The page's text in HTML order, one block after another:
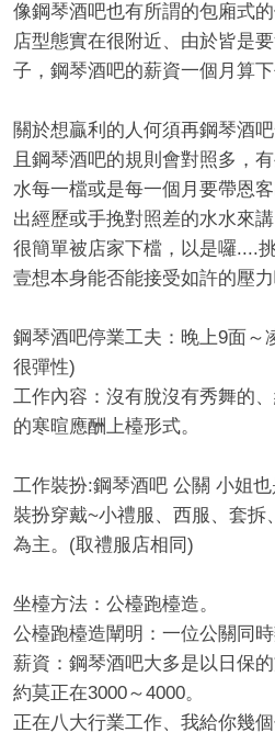
像鋼琴酒吧也有所謂的包廂式
店型態實在很附近、由於皆是
子，鋼琴酒吧的薪資一個月算下
關於想贏利的人何須再鋼琴酒
且鋼琴酒吧的規則會對照多，
水每一檔或是每一個月要帶恩
出經歷或手挽對照差的水水來
很簡單被店家下檔，以是囉....
壹想本身能否能接受如許的壓力
鋼琴酒吧停業工夫：晚上9面～
很彈性)
工作內容：沒有脫沒有秀舞的
的寒暄應酬上檯形式。
工作裝扮:鋼琴酒吧 公關 小姐
裝扮穿戴~小禮服、西服、套拆
為主。(取禮服店相同)
坐檯方法：公檯跑檯造。
公檯跑檯造闡明：一位公關同時
薪資：鋼琴酒吧大多是以日保
約莫正在3000～4000。
正在八大行業工作、我給你幾個